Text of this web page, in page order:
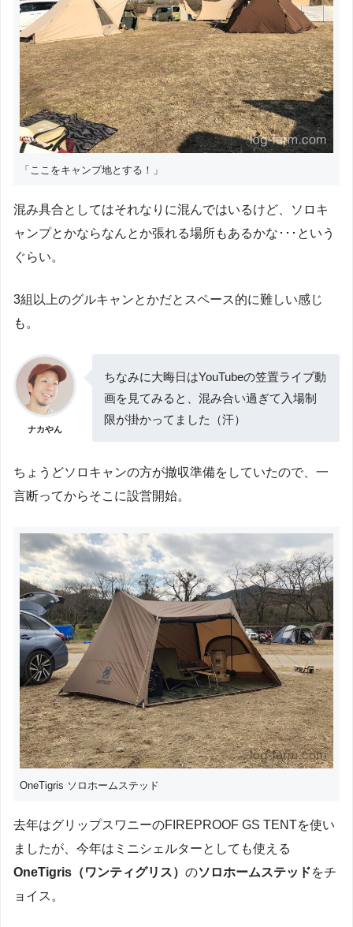
「ここをキャンプ地とする！」
混み具合としてはそれなりに混んではいるけど、ソロキ
ャンプとかならなんとか張れる場所もあるかな･･･という
ぐらい。
3組以上のグルキャンとかだとスペース的に難しい感じ
も。
ナカやん
ちなみに大晦日はYouTubeの笠置ライブ動
画を見てみると、混み合い過ぎて入場制
限が掛かってました（汗）
ちょうどソロキャンの方が撤収準備をしていたので、一
言断ってからそこに設営開始。
OneTigris ソロホームステッド
去年はグリップスワニーのFIREPROOF GS TENTを使い
ましたが、今年はミニシェルターとしても使える
OneTigris（ワンティグリス） のソロホームステッドをチ
ョイス。